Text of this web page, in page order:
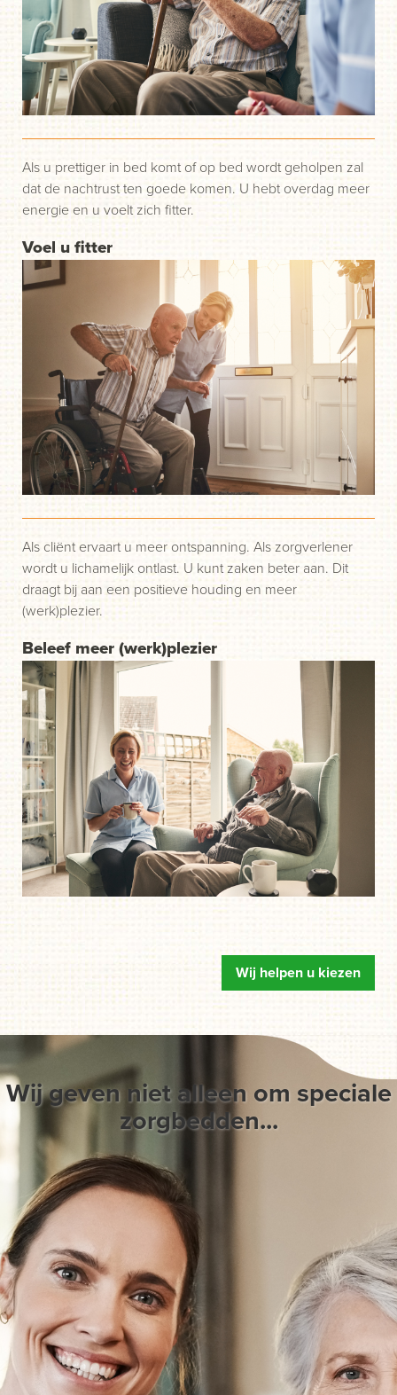
Voel u fitter
Als u prettiger in bed komt of op bed wordt geholpen zal
dat de nachtrust ten goede komen. U hebt overdag meer
energie en u voelt zich fitter.
Beleef meer (werk)plezier
Als cliënt ervaart u meer ontspanning. Als zorgverlener
wordt u lichamelijk ontlast. U kunt zaken beter aan. Dit
draagt bij aan een positieve houding en meer
(werk)plezier.
Wij helpen u kiezen
Wij geven niet alleen om speciale
zorgbedden...